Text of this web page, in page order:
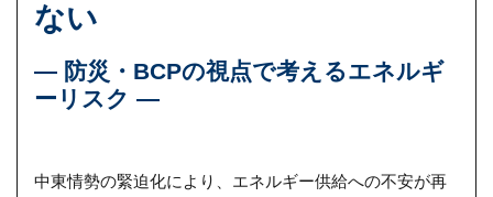
ない
― 防災・BCPの視点で考えるエネルギ
ーリスク ―
中東情勢の緊迫化により、エネルギー供給への不安が再